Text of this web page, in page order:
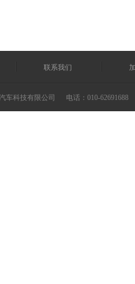
联系我们
车科技有限公司 电话：010-